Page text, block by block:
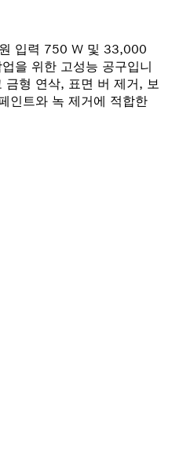
입력 750 W 및 33,000
을 위한 고성능 공구입니
금형 연삭, 표면 버 제거, 보
인트와 녹 제거에 적합한